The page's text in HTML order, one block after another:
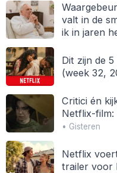
valt in de
ik in jaren
Dit zijn de
(week 32,
Critici én
Netflix-film:
• Gisteren
Netflix
trailer voor